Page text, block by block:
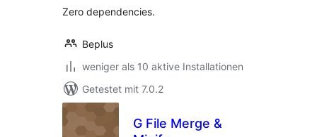
Zero dependencies.
Beplus
weniger als 10 aktive Installationen
Getestet mit 7.0.2
G File Merge &